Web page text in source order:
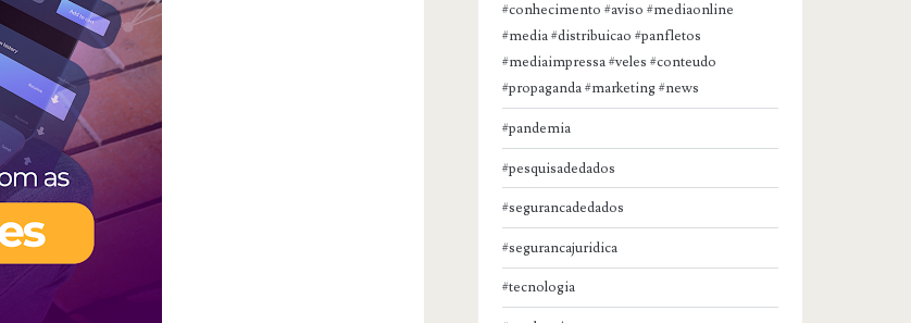
#conhecimento #aviso #mediaonline
#media #distribuicao #panfletos
#mediaimpressa #veles #conteudo
#propaganda #marketing #news
#pandemia
#pesquisadedados
#segurancadedados
#segurancajuridica
#tecnologia